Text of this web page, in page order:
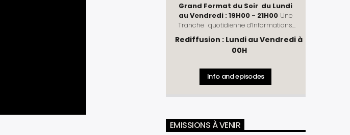
Grand Format du Soir du Lundi
au Vendredi : 19H00 - 21H00
Tranche quotidienne d’Informations,
de Décryptage de l'actualité et de
divertissement. Une mise à jour des
évènements de la journée. L'e-Grand
comprendre l'actualité ! Rubriques
L'Oeil du Juriste (Lundi, Mercredi -
Politique
Rediffusion : Lundi au Vendredi à
00H
Info and episodes
EMISSIONS À VENIR